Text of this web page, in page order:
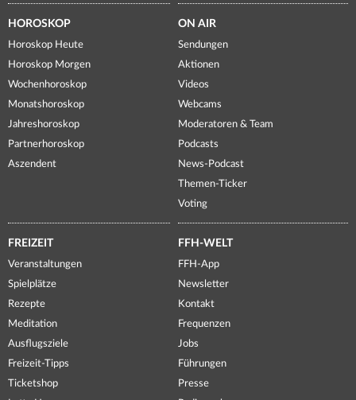
HOROSKOP
Horoskop Heute
Horoskop Morgen
Wochenhoroskop
Monatshoroskop
Jahreshoroskop
Partnerhoroskop
Aszendent
ON AIR
Sendungen
Aktionen
Videos
Webcams
Moderatoren & Team
Podcasts
News-Podcast
Themen-Ticker
Voting
FREIZEIT
Veranstaltungen
Spielplätze
Rezepte
Meditation
Ausflugsziele
Freizeit-Tipps
Ticketshop
FFH-WELT
FFH-App
Newsletter
Kontakt
Frequenzen
Jobs
Führungen
Presse